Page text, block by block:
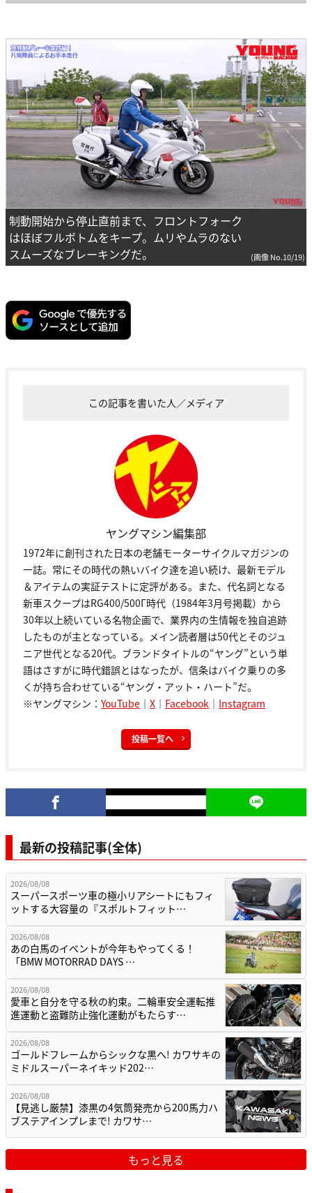
制動開始から停止直前まで、フロントフォーク
はほぼフルボトムをキープ。ムリやムラのない
スムーズなブレーキングだ。
(画像 No.10/19)
この記事を書いた人／メディア
ヤングマシン編集部
1972年に創刊された日本の老舗モーターサイクルマガジンの
一誌。常にその時代の熱いバイク達を追い続け、最新モデル
＆アイテムの実証テストに定評がある。また、代名詞となる
新車スクープはRG400/500Γ時代（1984年3月号掲載）から
30年以上続いている名物企画で、業界内の生情報を独自追跡
したものが主となっている。メイン読者層は50代とそのジュ
ニア世代となる20代。ブランドタイトルの“ヤング”という単
語はさすがに時代錯誤とはなったが、信条はバイク乗りの多
くが持ち合わせている“ヤング・アット・ハート”だ。
※ヤングマシン： YouTube ｜ X ｜ Facebook ｜ Instagram
投稿一覧へ
最新の投稿記事(全体)
2026/08/08
スーパースポーツ車の極小リアシートにもフィ
ットする大容量の『スポルトフィット…
2026/08/08
あの白馬のイベントが今年もやってくる！
「BMW MOTORRAD DAYS …
2026/08/08
愛車と自分を守る秋の約束。二輪車安全運転推
進運動と盗難防止強化運動がもたらす…
2026/08/08
ゴールドフレームからシックな黒へ! カワサキの
ミドルスーパーネイキッド202…
2026/08/08
【見逃し厳禁】漆黒の4気筒発売から200馬力ハ
ブステアインプレまで! カワサ…
もっと見る